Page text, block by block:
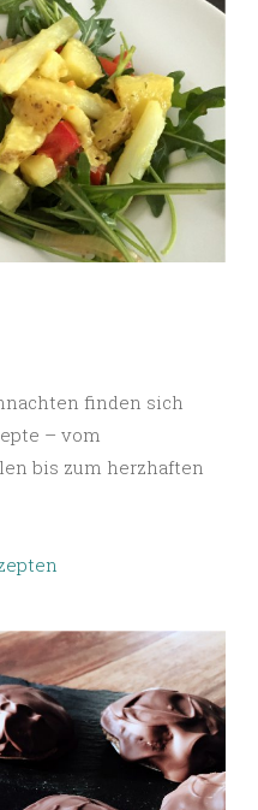
finden sich
– vom
bis zum herzhaften